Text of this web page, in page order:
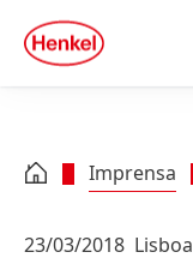
Skip to footer
quick
search
Imprensa
23/03/2018 Lisboa